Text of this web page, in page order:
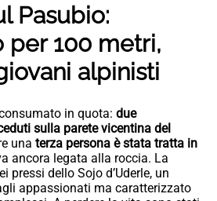
Pasubio:
per 100 metri,
alpinisti
in quota: due
sulla parete vicentina del
una terza persona è stata tratta in
ancora legata alla roccia. La
pressi dello Sojo d’Uderle, un
appassionati ma caratterizzato